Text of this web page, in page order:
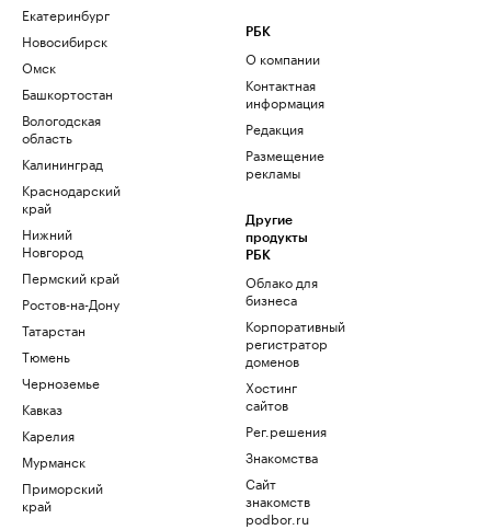
Екатеринбург
Новосибирск
Омск
Башкортостан
Вологодская
область
Калининград
Краснодарский
край
Нижний
Новгород
Пермский край
Ростов-на-Дону
Татарстан
Тюмень
Черноземье
Кавказ
Карелия
Мурманск
Приморский
край
РБК
О компании
Контактная
информация
Редакция
Размещение
рекламы
Другие
продукты
РБК
Облако для
бизнеса
Корпоративный
регистратор
доменов
Хостинг
сайтов
Рег.решения
Знакомства
Сайт
знакомств
podbor.ru